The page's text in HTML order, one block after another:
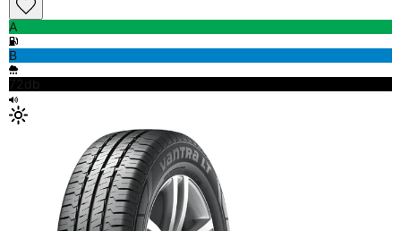
A
B
72db